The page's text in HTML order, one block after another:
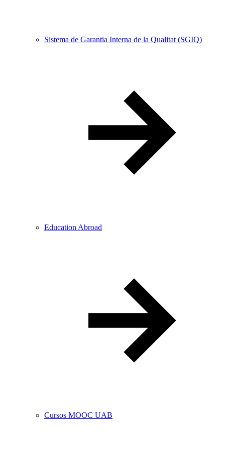
Sistema de Garantia Interna de la Qualitat (SGIQ)
Education Abroad
Cursos MOOC UAB